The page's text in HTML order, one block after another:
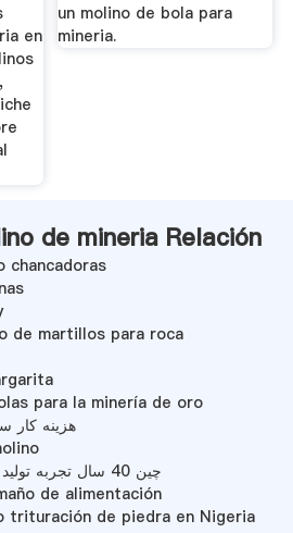
en
un molino de bola para
mineria.
de mineria Relación
chancadoras
de martillos para roca
para la minería de oro
هزینه کار
چین 40 سال تجربه تولید کننده سنگ شکن اثر معدن
de alimentación
trituración de piedra en Nigeria